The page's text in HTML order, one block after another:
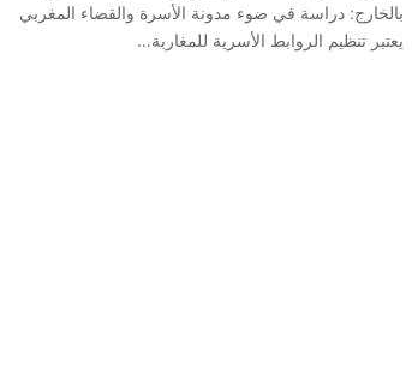
بالخارج: دراسة في ضوء مدونة الأسرة والقضاء المغربي
يعتبر تنظيم الروابط الأسرية للمغاربة…